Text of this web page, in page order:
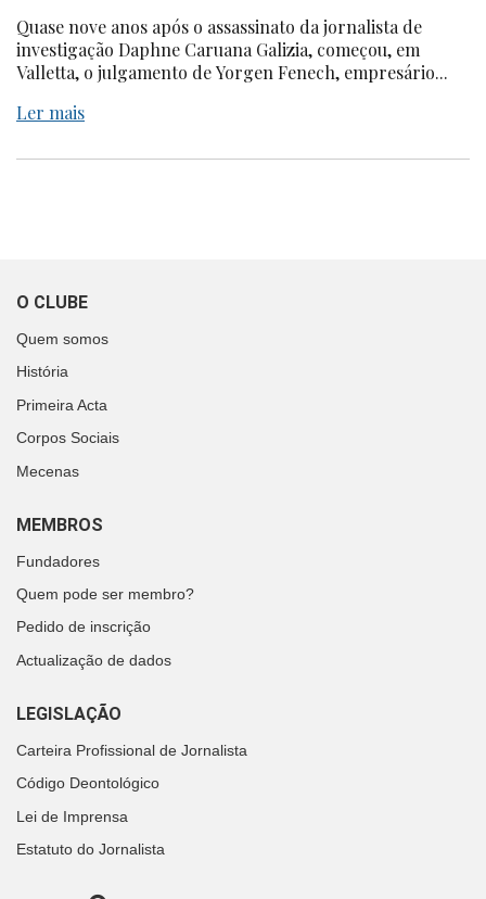
Quase nove anos após o assassinato da jornalista de
investigação Daphne Caruana Galizia, começou, em
Valletta, o julgamento de Yorgen Fenech, empresário...
Ler mais
O CLUBE
Quem somos
História
Primeira Acta
Corpos Sociais
Mecenas
MEMBROS
Fundadores
Quem pode ser membro?
Pedido de inscrição
Actualização de dados
LEGISLAÇÃO
Carteira Profissional de Jornalista
Código Deontológico
Lei de Imprensa
Estatuto do Jornalista